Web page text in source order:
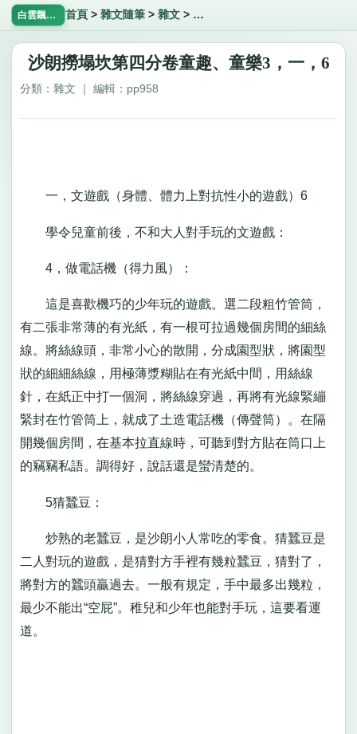
白雲飄飄網 首頁 > 雜文隨筆> 雜文> 沙朗撈塌坎第四分卷童趣、童樂
沙朗撈塌坎第四分卷童趣、童樂3，一，6
分類：雜文 ｜ 編輯：pp958
一，文遊戲（身體、體力上對抗性小的遊戲）6
學令兒童前後，不和大人對手玩的文遊戲：
4，做電話機（得力風）：
這是喜歡機巧的少年玩的遊戲。選二段粗竹管筒，
有二張非常薄的有光紙，有一根可拉過幾個房間的細絲
線。將絲線頭，非常小心的散開，分成園型狀，將園型
狀的細細絲線，用極薄漿糊貼在有光紙中間，用絲線
針，在紙正中打一個洞，將絲線穿過，再將有光線緊繃
緊封在竹管筒上，就成了土造電話機（傳聲筒）。在隔
開幾個房間，在基本拉直線時，可聽到對方貼在筒口上
的竊竊私語。調得好，說話還是蠻清楚的。
5猜蠶豆：
炒熟的老蠶豆，是沙朗小人常吃的零食。猜蠶豆是
二人對玩的遊戲，是猜對方手裡有幾粒蠶豆，猜對了，
將對方的蠶頭贏過去。一般有規定，手中最多出幾粒，
最少不能出“空屁”。稚兒和少年也能對手玩，這要看運
道。